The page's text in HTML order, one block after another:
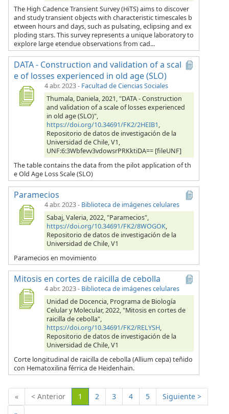
The High Cadence Transient Survey (HiTS) aims to discover
and study transient objects with characteristic timescales b
etween hours and days, such as pulsating, eclipsing and ex
ploding stars. This survey represents a unique laboratory to
explore large etendue observations from cad...
DATA - Construction and validation of a scal
e of losses experienced in old age (SLO)
4 abr. 2023- Facultad de Ciencias Sociales
Thumala, Daniela, 2021, "DATA - Construction
and validation of a scale of losses experienced
in old age (SLO)",
https://doi.org/10.34691/FK2/2HEIB1,
Repositorio de datos de investigación de la
Universidad de Chile, V1,
UNF:6:3Wbfevv3vdowsrPRKktiDA== [fileUNF]
The table contains the data from the pilot application of th
e Old Age Loss Scale (SLO)
Paramecios
4 abr. 2023- Biblioteca de imágenes celulares
Sabaj, Valeria, 2022, "Paramecios",
https://doi.org/10.34691/FK2/8WOGOK,
Repositorio de datos de investigación de la
Universidad de Chile, V1
Paramecios en movimiento
Mitosis en cortes de raicilla de cebolla
4 abr. 2023- Biblioteca de imágenes celulares
Unidad de Docencia, Programa de Biología
Celular y Molecular, 2022, "Mitosis en cortes de
raicilla de cebolla",
https://doi.org/10.34691/FK2/RELYSH,
Repositorio de datos de investigación de la
Universidad de Chile, V1
Corte longitudinal de raicilla de cebolla (Allium cepa) teñido
con Hematoxilina férrica de Heidenhain.
« < Anterior 1 (Actual)
2 3 4 5
Siguiente >